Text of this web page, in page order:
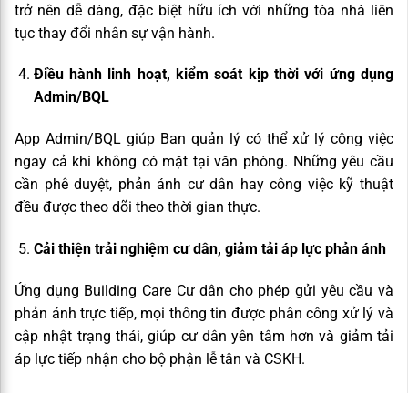
trở nên dễ dàng, đặc biệt hữu ích với những tòa nhà liên
tục thay đổi nhân sự vận hành.
Điều hành linh hoạt, kiểm soát kịp thời với ứng dụng
Admin/BQL
App Admin/BQL giúp Ban quản lý có thể xử lý công việc
ngay cả khi không có mặt tại văn phòng. Những yêu cầu
cần phê duyệt, phản ánh cư dân hay công việc kỹ thuật
đều được theo dõi theo thời gian thực.
Cải thiện trải nghiệm cư dân, giảm tải áp lực phản ánh
Ứng dụng Building Care Cư dân cho phép gửi yêu cầu và
phản ánh trực tiếp, mọi thông tin được phân công xử lý và
cập nhật trạng thái, giúp cư dân yên tâm hơn và giảm tải
áp lực tiếp nhận cho bộ phận lễ tân và CSKH.